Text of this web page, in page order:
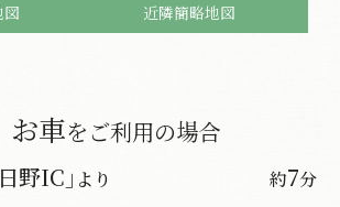
近隣簡略地図
お車をご利用の場合
野IC ｣ より 約7分